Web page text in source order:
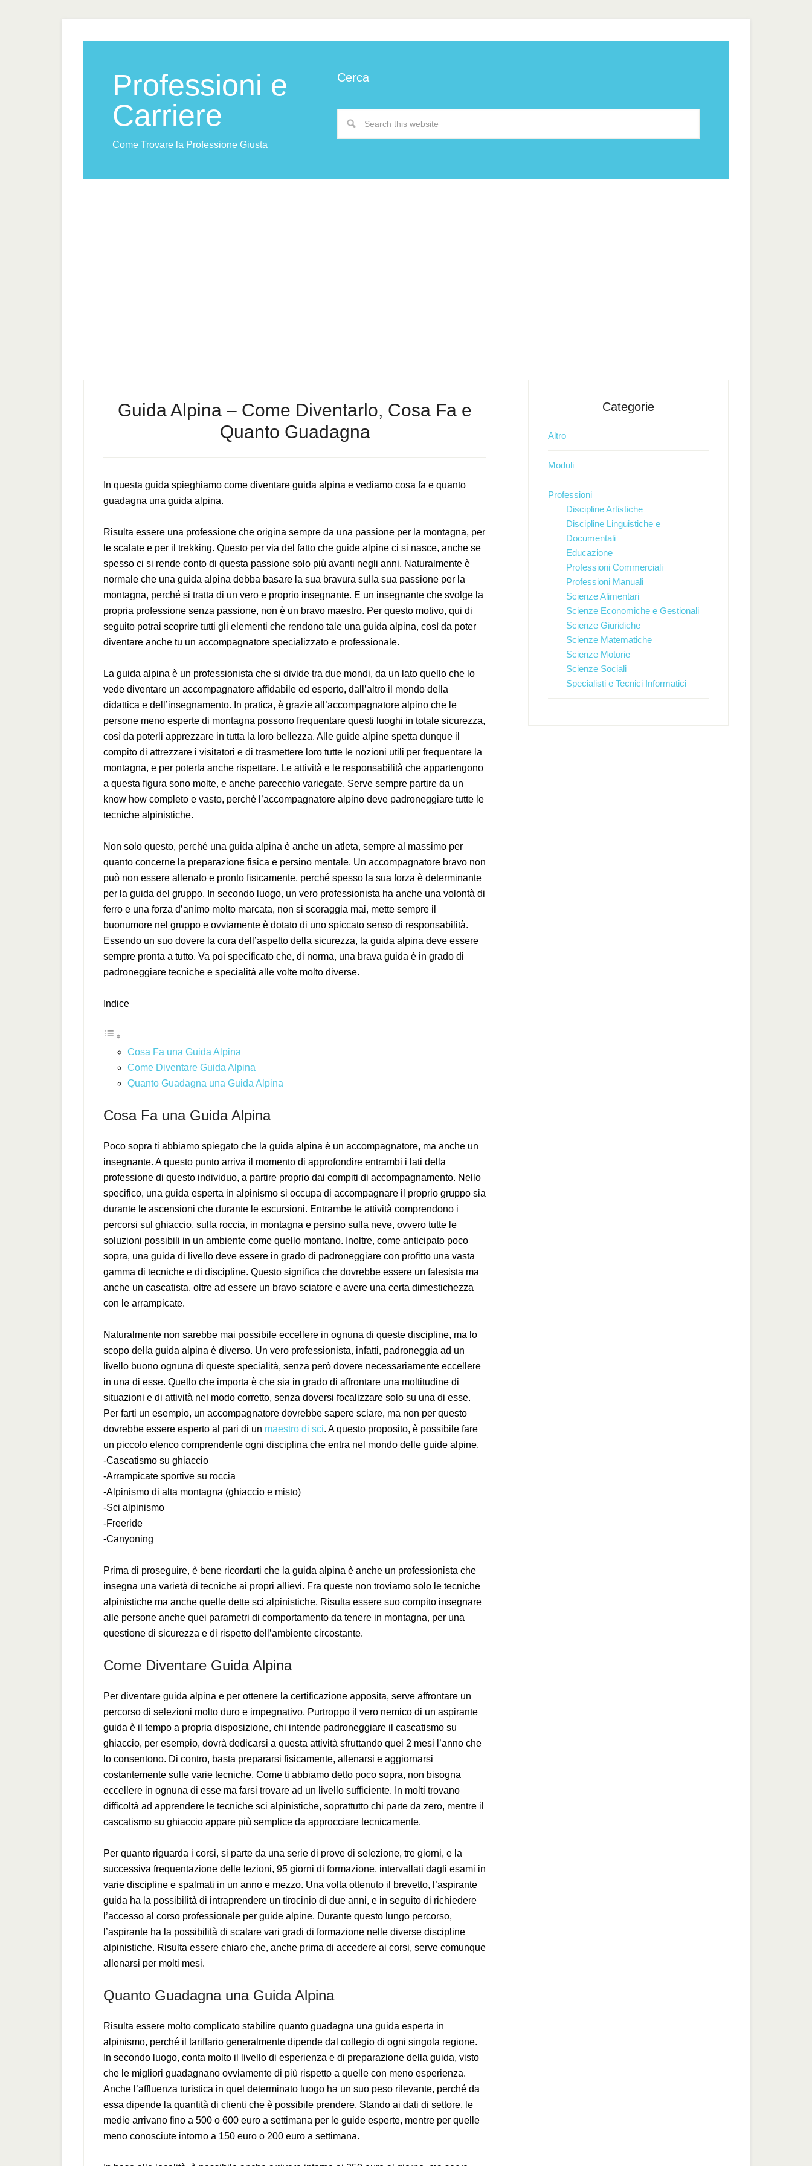
Professioni e
Carriere
Come Trovare la Professione Giusta
Cerca
Guida Alpina – Come Diventarlo, Cosa Fa e
Quanto Guadagna
In questa guida spieghiamo come diventare guida alpina e vediamo cosa fa e quanto
guadagna una guida alpina.
Risulta essere una professione che origina sempre da una passione per la montagna, per
le scalate e per il trekking. Questo per via del fatto che guide alpine ci si nasce, anche se
spesso ci si rende conto di questa passione solo più avanti negli anni. Naturalmente è
normale che una guida alpina debba basare la sua bravura sulla sua passione per la
montagna, perché si tratta di un vero e proprio insegnante. E un insegnante che svolge la
propria professione senza passione, non è un bravo maestro. Per questo motivo, qui di
seguito potrai scoprire tutti gli elementi che rendono tale una guida alpina, così da poter
diventare anche tu un accompagnatore specializzato e professionale.
La guida alpina è un professionista che si divide tra due mondi, da un lato quello che lo
vede diventare un accompagnatore affidabile ed esperto, dall’altro il mondo della
didattica e dell’insegnamento. In pratica, è grazie all’accompagnatore alpino che le
persone meno esperte di montagna possono frequentare questi luoghi in totale sicurezza,
così da poterli apprezzare in tutta la loro bellezza. Alle guide alpine spetta dunque il
compito di attrezzare i visitatori e di trasmettere loro tutte le nozioni utili per frequentare la
montagna, e per poterla anche rispettare. Le attività e le responsabilità che appartengono
a questa figura sono molte, e anche parecchio variegate. Serve sempre partire da un
know how completo e vasto, perché l’accompagnatore alpino deve padroneggiare tutte le
tecniche alpinistiche.
Non solo questo, perché una guida alpina è anche un atleta, sempre al massimo per
quanto concerne la preparazione fisica e persino mentale. Un accompagnatore bravo non
può non essere allenato e pronto fisicamente, perché spesso la sua forza è determinante
per la guida del gruppo. In secondo luogo, un vero professionista ha anche una volontà di
ferro e una forza d’animo molto marcata, non si scoraggia mai, mette sempre il
buonumore nel gruppo e ovviamente è dotato di uno spiccato senso di responsabilità.
Essendo un suo dovere la cura dell’aspetto della sicurezza, la guida alpina deve essere
sempre pronta a tutto. Va poi specificato che, di norma, una brava guida è in grado di
padroneggiare tecniche e specialità alle volte molto diverse.
Indice
Cosa Fa una Guida Alpina
Come Diventare Guida Alpina
Quanto Guadagna una Guida Alpina
Cosa Fa una Guida Alpina
Poco sopra ti abbiamo spiegato che la guida alpina è un accompagnatore, ma anche un
insegnante. A questo punto arriva il momento di approfondire entrambi i lati della
professione di questo individuo, a partire proprio dai compiti di accompagnamento. Nello
specifico, una guida esperta in alpinismo si occupa di accompagnare il proprio gruppo sia
durante le ascensioni che durante le escursioni. Entrambe le attività comprendono i
percorsi sul ghiaccio, sulla roccia, in montagna e persino sulla neve, ovvero tutte le
soluzioni possibili in un ambiente come quello montano. Inoltre, come anticipato poco
sopra, una guida di livello deve essere in grado di padroneggiare con profitto una vasta
gamma di tecniche e di discipline. Questo significa che dovrebbe essere un falesista ma
anche un cascatista, oltre ad essere un bravo sciatore e avere una certa dimestichezza
con le arrampicate.
Naturalmente non sarebbe mai possibile eccellere in ognuna di queste discipline, ma lo
scopo della guida alpina è diverso. Un vero professionista, infatti, padroneggia ad un
livello buono ognuna di queste specialità, senza però dovere necessariamente eccellere
in una di esse. Quello che importa è che sia in grado di affrontare una moltitudine di
situazioni e di attività nel modo corretto, senza doversi focalizzare solo su una di esse.
Per farti un esempio, un accompagnatore dovrebbe sapere sciare, ma non per questo
dovrebbe essere esperto al pari di un maestro di sci. A questo proposito, è possibile fare
un piccolo elenco comprendente ogni disciplina che entra nel mondo delle guide alpine.
-Cascatismo su ghiaccio
-Arrampicate sportive su roccia
-Alpinismo di alta montagna (ghiaccio e misto)
-Sci alpinismo
-Freeride
-Canyoning
Prima di proseguire, è bene ricordarti che la guida alpina è anche un professionista che
insegna una varietà di tecniche ai propri allievi. Fra queste non troviamo solo le tecniche
alpinistiche ma anche quelle dette sci alpinistiche. Risulta essere suo compito insegnare
alle persone anche quei parametri di comportamento da tenere in montagna, per una
questione di sicurezza e di rispetto dell’ambiente circostante.
Come Diventare Guida Alpina
Per diventare guida alpina e per ottenere la certificazione apposita, serve affrontare un
percorso di selezioni molto duro e impegnativo. Purtroppo il vero nemico di un aspirante
guida è il tempo a propria disposizione, chi intende padroneggiare il cascatismo su
ghiaccio, per esempio, dovrà dedicarsi a questa attività sfruttando quei 2 mesi l’anno che
lo consentono. Di contro, basta prepararsi fisicamente, allenarsi e aggiornarsi
costantemente sulle varie tecniche. Come ti abbiamo detto poco sopra, non bisogna
eccellere in ognuna di esse ma farsi trovare ad un livello sufficiente. In molti trovano
difficoltà ad apprendere le tecniche sci alpinistiche, soprattutto chi parte da zero, mentre il
cascatismo su ghiaccio appare più semplice da approcciare tecnicamente.
Per quanto riguarda i corsi, si parte da una serie di prove di selezione, tre giorni, e la
successiva frequentazione delle lezioni, 95 giorni di formazione, intervallati dagli esami in
varie discipline e spalmati in un anno e mezzo. Una volta ottenuto il brevetto, l’aspirante
guida ha la possibilità di intraprendere un tirocinio di due anni, e in seguito di richiedere
l’accesso al corso professionale per guide alpine. Durante questo lungo percorso,
l’aspirante ha la possibilità di scalare vari gradi di formazione nelle diverse discipline
alpinistiche. Risulta essere chiaro che, anche prima di accedere ai corsi, serve comunque
allenarsi per molti mesi.
Quanto Guadagna una Guida Alpina
Risulta essere molto complicato stabilire quanto guadagna una guida esperta in
alpinismo, perché il tariffario generalmente dipende dal collegio di ogni singola regione.
In secondo luogo, conta molto il livello di esperienza e di preparazione della guida, visto
che le migliori guadagnano ovviamente di più rispetto a quelle con meno esperienza.
Anche l’affluenza turistica in quel determinato luogo ha un suo peso rilevante, perché da
essa dipende la quantità di clienti che è possibile prendere. Stando ai dati di settore, le
medie arrivano fino a 500 o 600 euro a settimana per le guide esperte, mentre per quelle
meno conosciute intorno a 150 euro o 200 euro a settimana.
Categorie
Altro
Moduli
Professioni
Discipline Artistiche
Discipline Linguistiche e
Documentali
Educazione
Professioni Commerciali
Professioni Manuali
Scienze Alimentari
Scienze Economiche e Gestionali
Scienze Giuridiche
Scienze Matematiche
Scienze Motorie
Scienze Sociali
Specialisti e Tecnici Informatici